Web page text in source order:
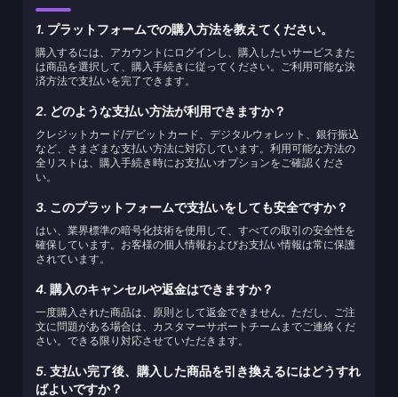
1. プラットフォームでの購入方法を教えてください。
購入するには、アカウントにログインし、購入したいサービスまた
は商品を選択して、購入手続きに従ってください。ご利用可能な決
済方法で支払いを完了できます。
2. どのような支払い方法が利用できますか？
クレジットカード/デビットカード、デジタルウォレット、銀行振込
など、さまざまな支払い方法に対応しています。利用可能な方法の
全リストは、購入手続き時にお支払いオプションをご確認くださ
い。
3. このプラットフォームで支払いをしても安全ですか？
はい、業界標準の暗号化技術を使用して、すべての取引の安全性を
確保しています。お客様の個人情報およびお支払い情報は常に保護
されています。
4. 購入のキャンセルや返金はできますか？
一度購入された商品は、原則として返金できません。ただし、ご注
文に問題がある場合は、カスタマーサポートチームまでご連絡くだ
さい。できる限り対応させていただきます。
5. 支払い完了後、購入した商品を引き換えるにはどうすれ
ばよいですか？